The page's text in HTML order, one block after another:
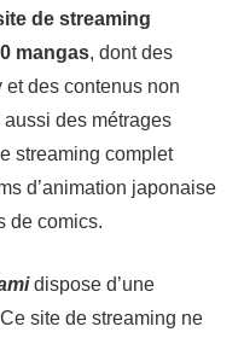
de streaming
mangas, dont des
des contenus non
des métrages
streaming complet
d’animation japonaise
de comics.
dispose d’une
site de streaming ne